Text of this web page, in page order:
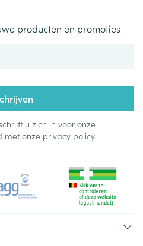
producten en promoties
u zich in voor onze
met onze privacy policy.